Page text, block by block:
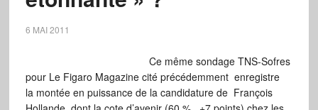
6 MAI 2011
Ce même sondage TNS-Sofres
pour Le Figaro Magazine cité précédemment enregistre
la montée en puissance de la candidature de François